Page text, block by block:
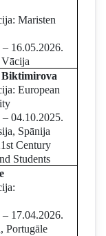
Maristen
16.05.2026.
Biktimirova
European
04.10.2025.
Spānija
Century
Students
17.04.2026.
Portugāle